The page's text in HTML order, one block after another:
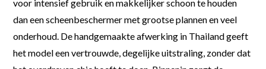
voor intensief gebruik en makkelijker schoon te houden
dan een scheenbeschermer met grootse plannen en veel
onderhoud. De handgemaakte afwerking in Thailand geeft
het model een vertrouwde, degelijke uitstraling, zonder dat